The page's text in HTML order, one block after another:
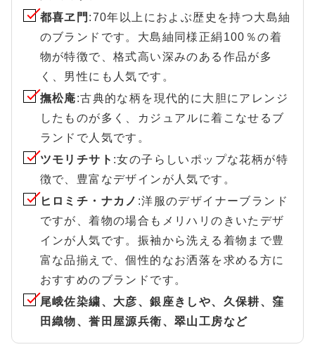
都喜ヱ門 :70年以上におよぶ歴史を持つ大島紬
のブランドです。大島紬同様正絹100％の着
物が特徴で、格式高い深みのある作品が多
く、男性にも人気です。
撫松庵:古典的な柄を現代的に大胆にアレンジ
したものが多く、カジュアルに着こなせるブ
ランドで人気です。
ツモリチサト :女の子らしいポップな花柄が特
徴で、豊富なデザインが人気です。
ヒロミチ・ナカノ :洋服のデザイナーブランド
ですが、着物の場合もメリハリのきいたデザ
インが人気です。振袖から洗える着物まで豊
富な品揃えで、個性的なお洒落を求める方に
おすすめのブランドです。
尾峨佐染繍、大彦、銀座きしや、久保耕、窪
田織物、誉田屋源兵衛、翠山工房など